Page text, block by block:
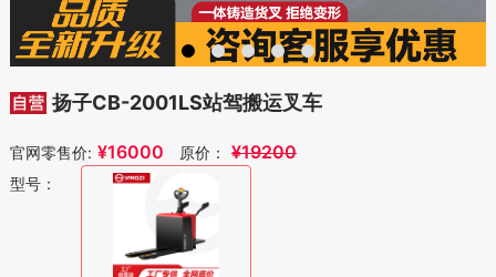
扬子CB-2001LS站驾搬运叉车
官网零售价: ¥16000 原价： ¥19200
型号：